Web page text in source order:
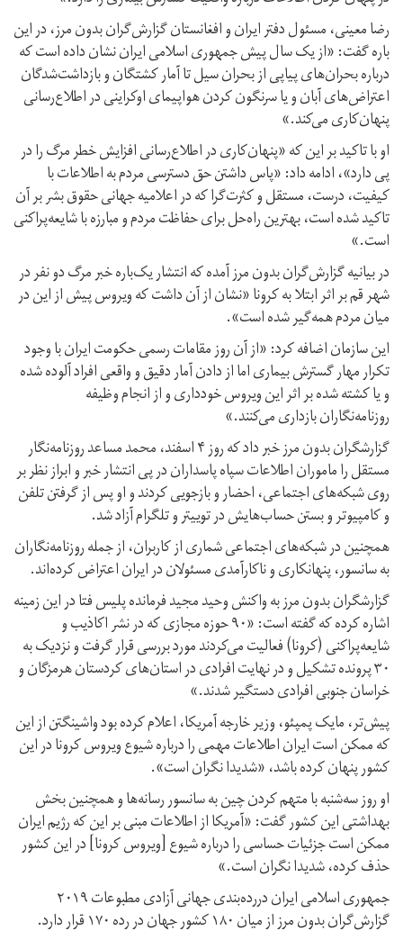
رضا معینی، مسئول دفتر ایران و افغانستان گزارش‌گران بدون مرز، در این
باره گفت: «از یک سال پیش جمهوری اسلامی ایران نشان داده است که
درباره بحران‌های پیاپی از بحران سیل تا آمار کشتگان و بازداشت‌شدگان
اعتراض‌های آبان و یا سرنگون کردن هواپیمای اوکراینی در اطلاع‌رسانی
پنهان‌کاری می‌کند.»
او با تاکید بر این که «پنهان‌کاری در اطلاع‌رسانی افزایش خطر مرگ را در
پی دارد»، ادامه داد: «پاس داشتن حق دسترسی مردم به اطلاعات با
کیفیت، درست، مستقل و کثرت‌گرا که در اعلامیه جهانی حقوق بشر بر آن
تاکید شده است، بهترین راه‌حل برای حفاظت مردم و مبارزه با شایعه‌پراکنی
است.»
در بیانیه گزارش‌گران بدون مرز آمده که انتشار یک‌باره خبر مرگ دو نفر در
شهر قم بر اثر ابتلا به کرونا «نشان از آن داشت که ویروس پیش از این در
میان مردم همه‌گیر شده است».
این سازمان اضافه کرد: «از آن روز مقامات رسمی حکومت ایران با وجود
تکرار مهار گسترش بیماری اما از دادن آمار دقیق و واقعی افراد آلوده شده
و یا کشته شده بر اثر این ویروس خودداری و از انجام وظیفه
روزنامه‌نگاران بازداری می‌کنند.»
گزارشگران بدون مرز خبر داد که روز ۴ اسفند، محمد مساعد روزنامه‌نگار
مستقل را ماموران اطلاعات سپاه پاسداران در پی انتشار خبر و ابراز نظر بر
روی شبکه‌های اجتماعی، احضار و بازجویی کردند و او پس از گرفتن تلفن
و کامپیوتر و بستن حساب‌هایش در توییتر و تلگرام آزاد شد.
همچنین در شبکه‌های اجتماعی شماری از کاربران، از جمله روزنامه‌نگاران
به سانسور، پنهانکاری و ناکارآمدی مسئولان در ایران اعتراض کرده‌اند.
گزارشگران بدون مرز به واکنش وحید مجید فرمانده پلیس فتا در این زمینه
اشاره کرده که گفته است: «۹۰ حوزه مجازی که در نشر اکاذیب و
شایعه‌پراکنی (کرونا) فعالیت می‌کردند مورد بررسی قرار گرفت و نزدیک به
۳۰ پرونده تشکیل و در نهایت افرادی در استان‌های کردستان هرمزگان و
خراسان جنوبی افرادی دستگیر شدند.»
پیش‌تر، مایک پمپئو، وزیر خارجه آمریکا، اعلام کرده بود واشینگتن از این
که ممکن است ایران اطلاعات مهمی را درباره شیوع ویروس کرونا در این
کشور پنهان کرده باشد، «شدیدا نگران است».
او روز سه‌شنبه با متهم کردن چین به سانسور رسانه‌ها و همچنین بخش
بهداشتی این کشور گفت: «آمریکا از اطلاعات مبنی بر این که رژیم ایران
ممکن است جزئیات حساسی را درباره شیوع [ویروس کرونا] در این کشور
حذف کرده، شدیدا نگران است.»
جمهوری اسلامی ایران دررده‌بندی جهانی آزادی مطبوعات ۲۰۱۹
گزارش‌گران بدون مرز از میان ١٨٠ کشور جهان در رده ۱۷۰ قرار دارد.